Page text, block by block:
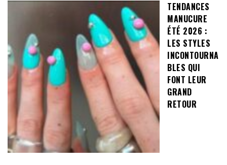
TENDANCES
MANUCURE
ÉTÉ 2026 :
LES STYLES
INCONTOURNA
BLES QUI
FONT LEUR
GRAND
RETOUR